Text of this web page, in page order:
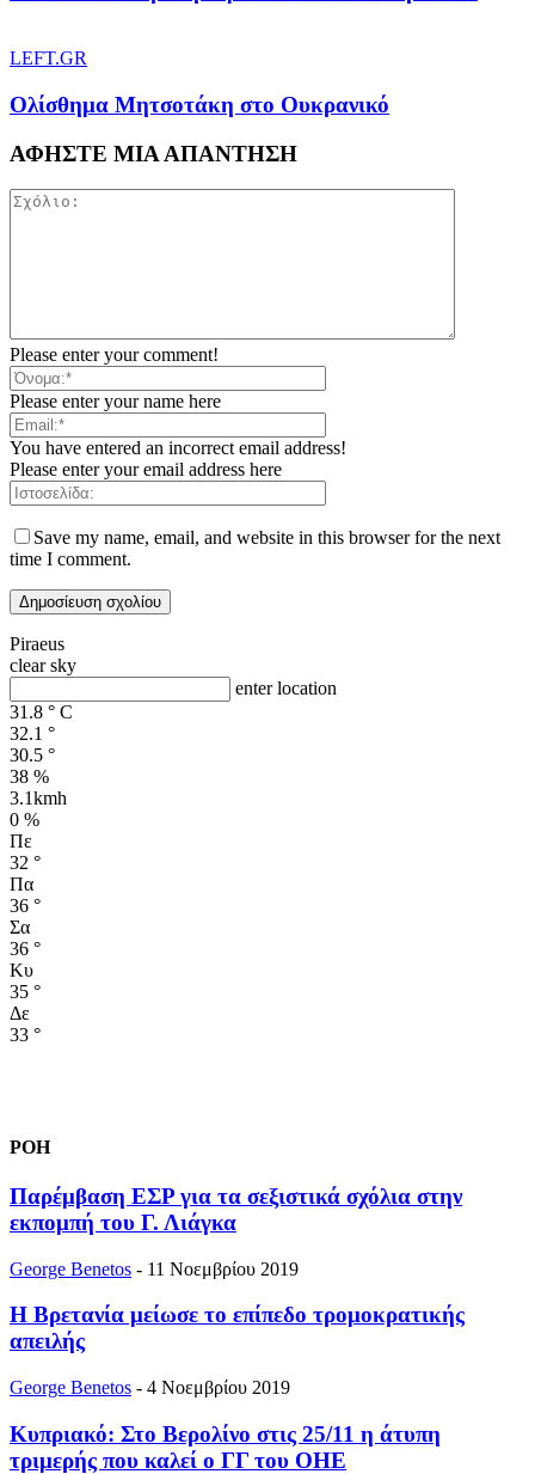
LEFT.GR
Ολίσθημα Μητσοτάκη στο Ουκρανικό
ΑΦΗΣΤΕ ΜΙΑ ΑΠΑΝΤΗΣΗ
Please enter your comment!
Please enter your name here
You have entered an incorrect email address!
Please enter your email address here
Save my name, email, and website in this browser for the next
time I comment.
Piraeus
clear sky
enter location
31.8 ° C
32.1 °
30.5 °
38 %
3.1kmh
0 %
Πε
32 °
Πα
36 °
Σα
36 °
Κυ
35 °
Δε
33 °
ΡΟΗ
Παρέμβαση ΕΣΡ για τα σεξιστικά σχόλια στην
εκπομπή του Γ. Λιάγκα
George Benetos - 11 Νοεμβρίου 2019
Η Βρετανία μείωσε το επίπεδο τρομοκρατικής
απειλής
George Benetos - 4 Νοεμβρίου 2019
Κυπριακό: Στο Βερολίνο στις 25/11 η άτυπη
τριμερής που καλεί ο ΓΓ του ΟΗΕ